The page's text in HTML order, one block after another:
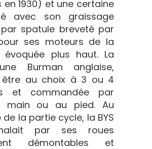
en 1930) et une certaine
avec son graissage
spatule breveté par
ses moteurs de la
évoquée plus haut. La
Burman anglaise,
être au choix à 3 ou 4
et commandée par
main ou au pied. Au
la partie cycle, la BYS
par ses roues
démontables et